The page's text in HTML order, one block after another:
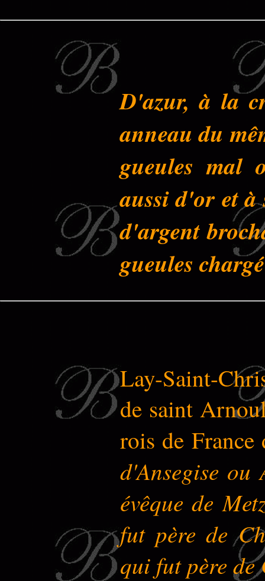
D'azur, à la
anneau du
gueules mal
aussi d'or et à
d'argent
gueules
Lay-Saint-
de saint
rois de France
d'Ansegise
évêque de
fut père de
qui fut père de